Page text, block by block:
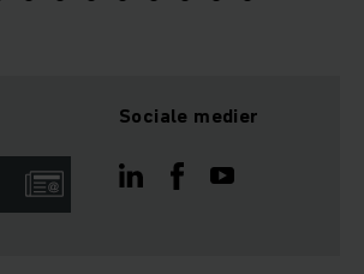
Sociale medier